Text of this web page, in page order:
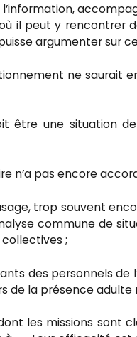
il peut y rencontrer
argumenter sur
ne saurait
être une situation
n’a pas encore
trop souvent
commune de
;
des personnels de
de la présence
les missions sont